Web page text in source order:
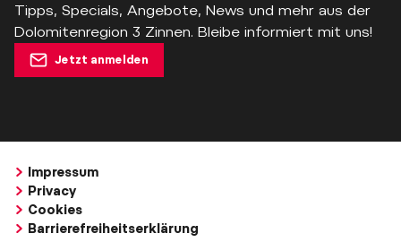
Tipps, Specials, Angebote, News und mehr aus der
Dolomitenregion 3 Zinnen. Bleibe informiert mit uns!
Jetzt anmelden
Impressum
Privacy
Cookies
Barrierefreiheitserklärung